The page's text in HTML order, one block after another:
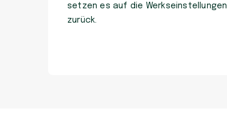
setzen es auf die Werkseinstellungen
zurück.